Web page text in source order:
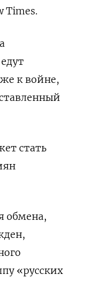
Times.
к войне,
стать
обмена,
«русских